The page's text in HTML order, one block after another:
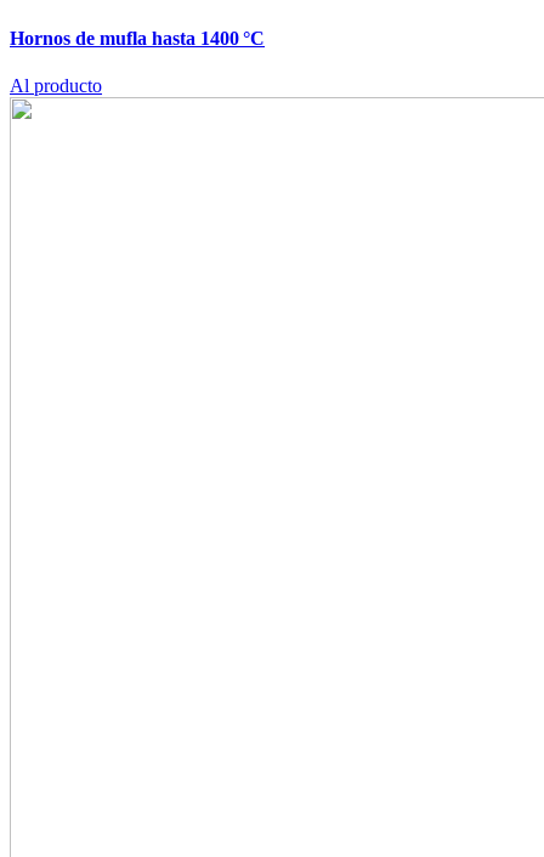
Hornos de mufla hasta 1400 °C
Al producto